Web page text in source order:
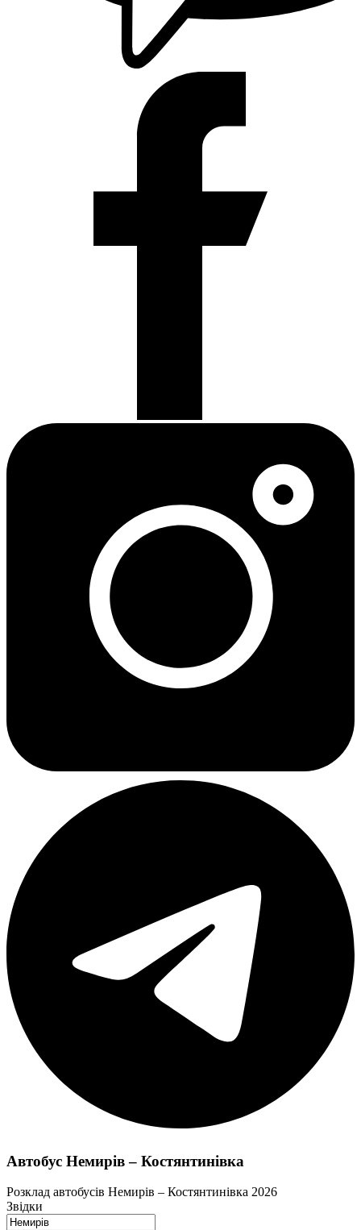
Автобус Немирів – Костянтинівка
Розклад автобусів Немирів – Костянтинівка 2026
Звідки